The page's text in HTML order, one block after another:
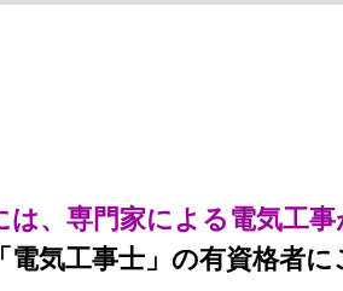
は、専門家による電気工
電気工事士」の有資格者